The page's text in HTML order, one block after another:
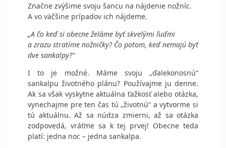
Značne zvýšime svoju šancu na nájdenie nožníc.
A vo väčšine prípadov ich nájdeme.
„A čo keď si obecne želáme byť skvelými ľuďmi
a zrazu stratíme nožničky? Čo potom, keď nemajú byť
dve sankalpy?“
I to je možné. Máme svoju „ďalekonosnú“
sankalpu životného plánu? Používajme ju denne.
Ak sa však vyskytne aktuálna ťažkosť alebo otázka,
vynechajme pre ten čas tú „životnú“ a vytvorme si
tú aktuálnu. Až sa núdza zmierni, až sa otázka
zodpovedá, vráťme sa k tej prvej! Obecne teda
platí: jedna noc – jedna sankalpa.